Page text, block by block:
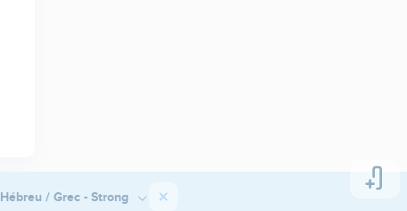
Hébreu / Grec - Strong